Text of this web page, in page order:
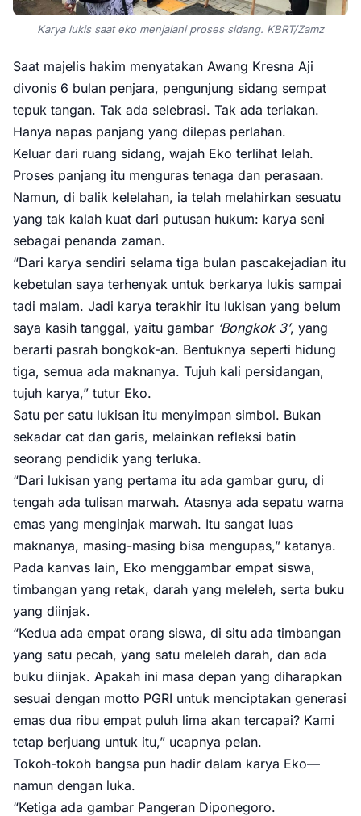
Karya lukis saat eko menjalani proses sidang. KBRT/Zamz
Saat majelis hakim menyatakan Awang Kresna Aji
divonis 6 bulan penjara, pengunjung sidang sempat
tepuk tangan. Tak ada selebrasi. Tak ada teriakan.
Hanya napas panjang yang dilepas perlahan.
Keluar dari ruang sidang, wajah Eko terlihat lelah.
Proses panjang itu menguras tenaga dan perasaan.
Namun, di balik kelelahan, ia telah melahirkan sesuatu
yang tak kalah kuat dari putusan hukum: karya seni
sebagai penanda zaman.
“Dari karya sendiri selama tiga bulan pascakejadian itu
kebetulan saya terhenyak untuk berkarya lukis sampai
tadi malam. Jadi karya terakhir itu lukisan yang belum
saya kasih tanggal, yaitu gambar ‘Bongkok 3’, yang
berarti pasrah bongkok-an. Bentuknya seperti hidung
tiga, semua ada maknanya. Tujuh kali persidangan,
tujuh karya,” tutur Eko.
Satu per satu lukisan itu menyimpan simbol. Bukan
sekadar cat dan garis, melainkan refleksi batin
seorang pendidik yang terluka.
“Dari lukisan yang pertama itu ada gambar guru, di
tengah ada tulisan marwah. Atasnya ada sepatu warna
emas yang menginjak marwah. Itu sangat luas
maknanya, masing-masing bisa mengupas,” katanya.
Pada kanvas lain, Eko menggambar empat siswa,
timbangan yang retak, darah yang meleleh, serta buku
yang diinjak.
“Kedua ada empat orang siswa, di situ ada timbangan
yang satu pecah, yang satu meleleh darah, dan ada
buku diinjak. Apakah ini masa depan yang diharapkan
sesuai dengan motto PGRI untuk menciptakan generasi
emas dua ribu empat puluh lima akan tercapai? Kami
tetap berjuang untuk itu,” ucapnya pelan.
Tokoh-tokoh bangsa pun hadir dalam karya Eko—
namun dengan luka.
“Ketiga ada gambar Pangeran Diponegoro.